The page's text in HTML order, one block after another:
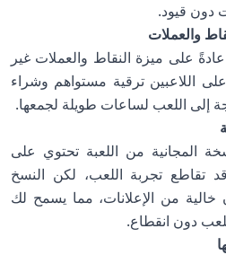
دون قيود.
والعملات
على ميزة النقاط والعملات غير
اللاعبين ترقية مستواهم وشراء
إلى اللعب لساعات طويلة لجمعها.
المجانية من اللعبة تحتوي على
تقاطع تجربة اللعب، لكن النسخ
خالية من الإعلانات، مما يسمح لك
دون انقطاع.